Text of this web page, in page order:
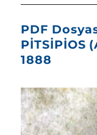
PDF
PİTSİPİOS
1888